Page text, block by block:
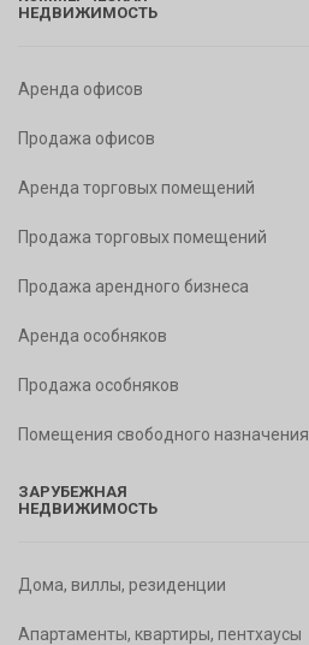
НЕДВИЖИМОСТЬ
Аренда офисов
Продажа офисов
Аренда торговых помещений
Продажа торговых помещений
Продажа арендного бизнеса
Аренда особняков
Продажа особняков
Помещения свободного назначения
ЗАРУБЕЖНАЯ
НЕДВИЖИМОСТЬ
Дома, виллы, резиденции
Апартаменты, квартиры, пентхаусы